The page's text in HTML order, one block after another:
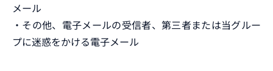
メール
・その他、電子メールの受信者、第三者または当グルー
プに迷惑をかける電子メール